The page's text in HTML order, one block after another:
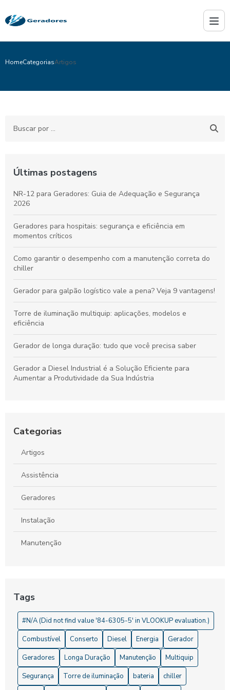
HomeCategoriasArtigos
Últimas postagens
NR-12 para Geradores: Guia de Adequação e Segurança
2026
Geradores para hospitais: segurança e eficiência em
momentos críticos
Como garantir o desempenho com a manutenção correta do
chiller
Gerador para galpão logístico vale a pena? Veja 9 vantagens!
Torre de iluminação multiquip: aplicações, modelos e
eficiência
Gerador de longa duração: tudo que você precisa saber
Gerador a Diesel Industrial é a Solução Eficiente para
Aumentar a Produtividade da Sua Indústria
Conserto de gerador de energia: saiba como prolongar a vida
Como Alugar um Gerador Diário e Evitar Surpresas
Categorias
Artigos
Assistência
Geradores
Instalação
Manutenção
Tags
#N/A (Did not find value '84-6305-5' in VLOOKUP evaluation.)
Combustível
Conserto Diesel Energia
Gerador
Geradores
Longa Duração Manutenção
Multiquip
Segurança
Torre de iluminação bateria chiller